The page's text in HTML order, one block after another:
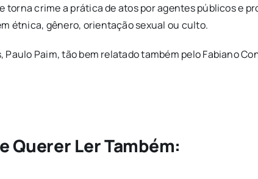
torna crime a prática de atos por agentes públicos e
étnica, gênero, orientação sexual ou culto.
Paim, tão bem relatado também pelo Fabiano
Querer Ler Também: